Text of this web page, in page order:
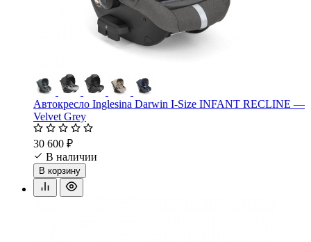
Автокресло Inglesina Darwin I-Size INFANT RECLINE —
Velvet Grey
30 600 ₽
В наличии
В корзину